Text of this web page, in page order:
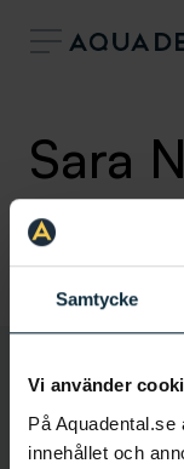
Samtycke
Vi använder
På Aquadental.se
innehållet och
Sara
Ortodontiassistent
Klinik: